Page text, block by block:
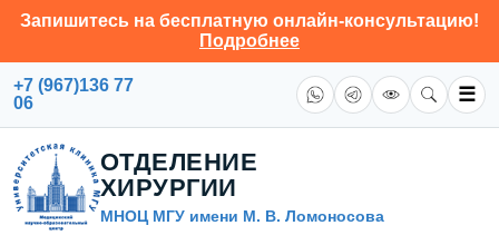
Запишитесь на бесплатную онлайн-консультацию!
Подробнее
+7 (967)136 77
06
☰
ОТДЕЛЕНИЕ
ХИРУРГИИ
МНОЦ МГУ имени М. В. Ломоносова